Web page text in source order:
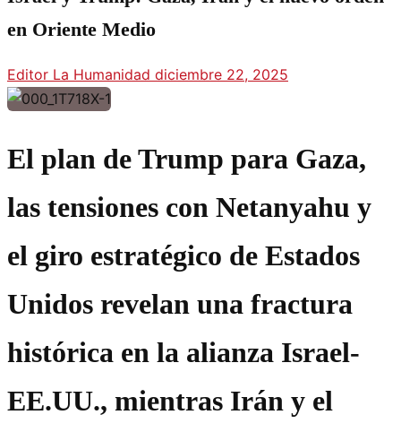
en Oriente Medio
Editor La Humanidad diciembre 22, 2025
El plan de Trump para Gaza,
las tensiones con Netanyahu y
el giro estratégico de Estados
Unidos revelan una fractura
histórica en la alianza Israel-
EE.UU., mientras Irán y el